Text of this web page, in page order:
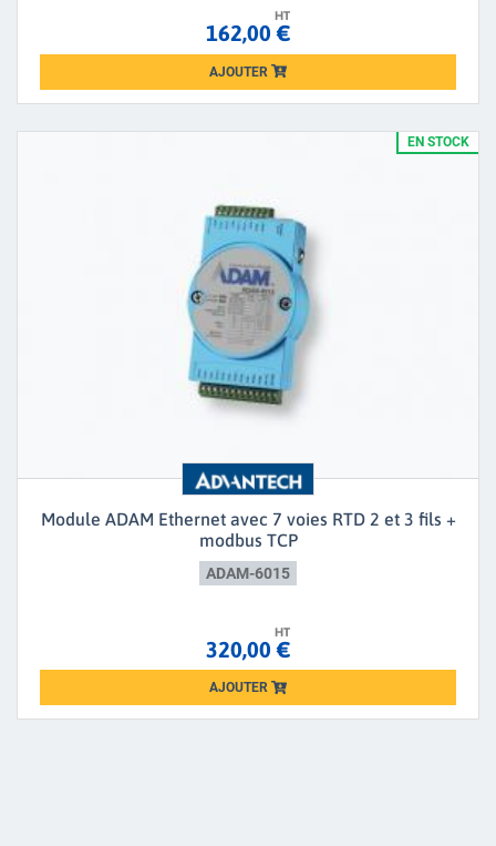
HT
162,00 €
AJOUTER
Loading...
EN STOCK
Module ADAM Ethernet avec 7 voies RTD 2 et 3 fils +
modbus TCP
ADAM-6015
HT
320,00 €
AJOUTER
Loading...